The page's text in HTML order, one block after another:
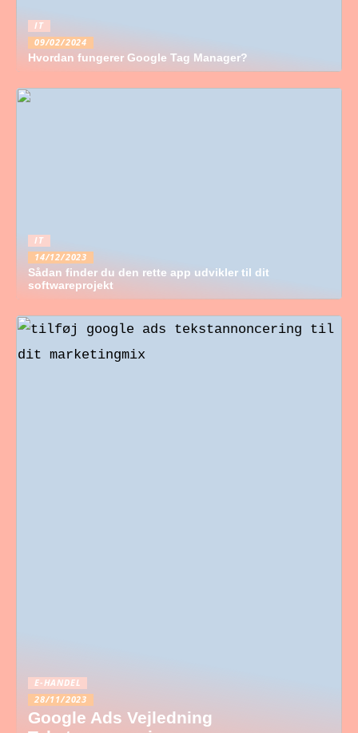
IT
09/02/2024
Hvordan fungerer Google Tag Manager?
IT
14/12/2023
Sådan finder du den rette app udvikler til dit
softwareprojekt
E-HANDEL
28/11/2023
Google Ads Vejledning